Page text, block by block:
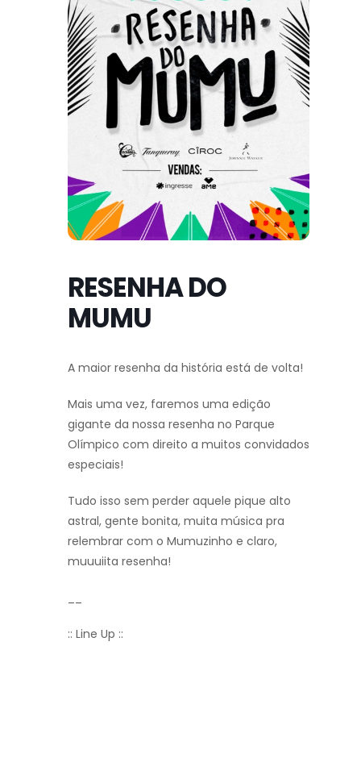
RESENHA DO
MUMU
A maior resenha da história está de volta!
Mais uma vez, faremos uma edição
gigante da nossa resenha no Parque
Olímpico com direito a muitos convidados
especiais!
Tudo isso sem perder aquele pique alto
astral, gente bonita, muita música pra
relembrar com o Mumuzinho e claro,
muuuiita resenha!
:: Line Up ::